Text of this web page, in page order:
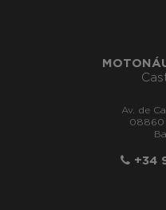
Av. de
08860
+34